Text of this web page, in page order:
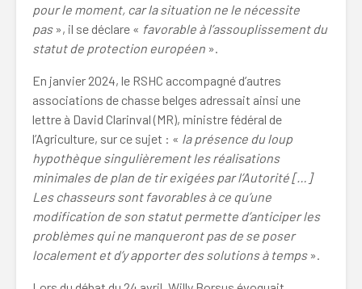
pour le moment, car la situation ne le nécessite
pas», il se déclare « favorable à l’assouplissement du
statut de protection européen ».
En janvier 2024, le RSHC accompagné d’autres
associations de chasse belges adressait ainsi une
lettre à David Clarinval (MR), ministre fédéral de
l’Agriculture, sur ce sujet : « la présence du loup
hypothèque singulièrement les réalisations
minimales de plan de tir exigées par l’Autorité […]
Les chasseurs sont favorables à ce qu’une
modification de son statut permette d’anticiper les
problèmes qui ne manqueront pas de se poser
localement et d’y apporter des solutions à temps».